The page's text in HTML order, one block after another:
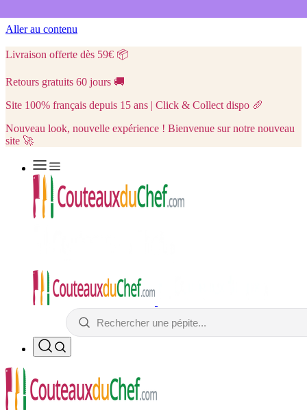
Aller au contenu
Livraison offerte dès 59€ 📦
Retours gratuits 60 jours 🚚
Site 100% français depuis 15 ans | Click & Collect dispo 🥖
Nouveau look, nouvelle expérience ! Bienvenue sur notre nouveau
site 🚀